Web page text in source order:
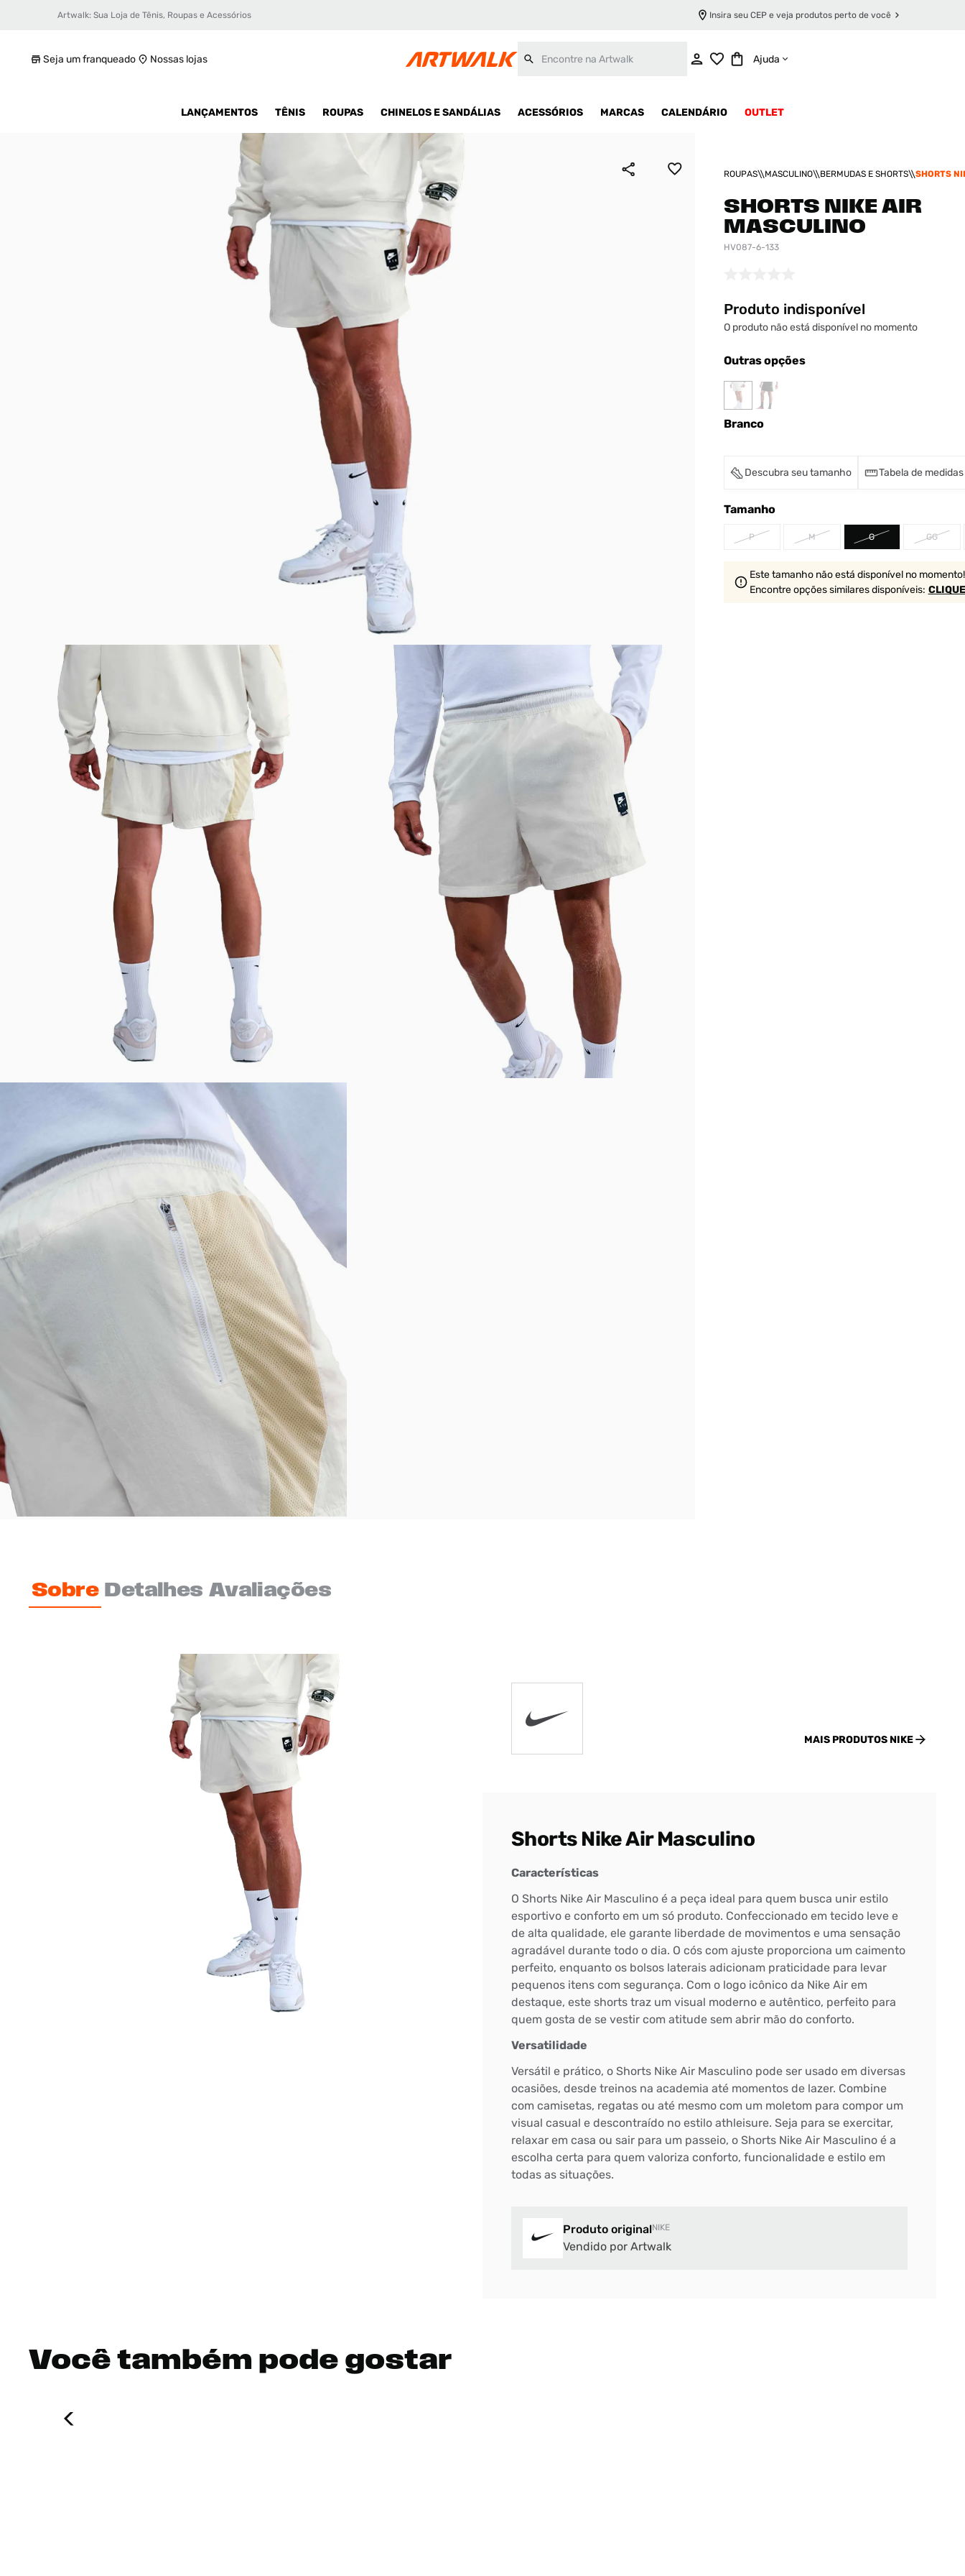
Artwalk: Sua Loja de Tênis, Roupas e Acessórios Insira seu CEP e veja produtos perto de você
Para ter uma melhor experiência de compra, insira seu CEP
Seja um franqueado Nossas lojas Ajuda
LANÇAMENTOS TÊNIS ROUPAS CHINELOS E SANDÁLIAS ACESSÓRIOS MARCAS CALENDÁRIO OUTLET
ROUPAS MASCULINO BERMUDAS E SHORTS
SHORTS
SHORTS NIKE AIR
MASCULINO
HV087-6-133
Produto indisponível
O produto não está disponível no momento
Outras opções
Branco
Descubra seu tamanho Tabela de medidas
Tamanho
P M G GG
Este tamanho não está disponível no momento!
Encontre opções similaresdisponíveis:
Sobre Detalhes Avaliações
MAIS PRODUTOS NIKE
Shorts Nike Air Masculino
Características
O Shorts Nike Air Masculino é a peça ideal para quem busca unir estilo
esportivo e conforto em um só produto. Confeccionado em tecido leve e
de alta qualidade, ele garante liberdade de movimentos e uma sensação
agradável durante todo o dia. O cós com ajuste proporciona um caimento
perfeito, enquanto os bolsos laterais adicionam praticidade para levar
pequenos itens com segurança. Com o logo icônico da Nike Air em
destaque, este shorts traz um visual moderno e autêntico, perfeito para
quem gosta de se vestir com atitude sem abrir mão do conforto.
Versatilidade
Versátil e prático, o Shorts Nike Air Masculino pode ser usado em diversas
ocasiões, desde treinos na academia até momentos de lazer. Combine
com camisetas, regatas ou até mesmo com um moletom para compor um
visual casual e descontraído no estilo athleisure. Seja para se exercitar,
relaxar em casa ou sair para um passeio, o Shorts Nike Air Masculino é a
escolha certa para quem valoriza conforto, funcionalidade e estilo em
todas as situações.
Produto originalNIKE
Vendido por Artwalk
Shorts Nike Air Masculino
Você também pode gostar